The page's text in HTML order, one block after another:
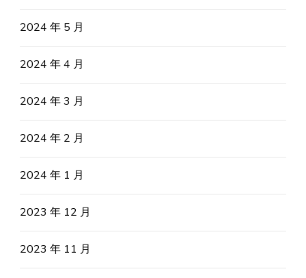
2024 年 5 月
2024 年 4 月
2024 年 3 月
2024 年 2 月
2024 年 1 月
2023 年 12 月
2023 年 11 月